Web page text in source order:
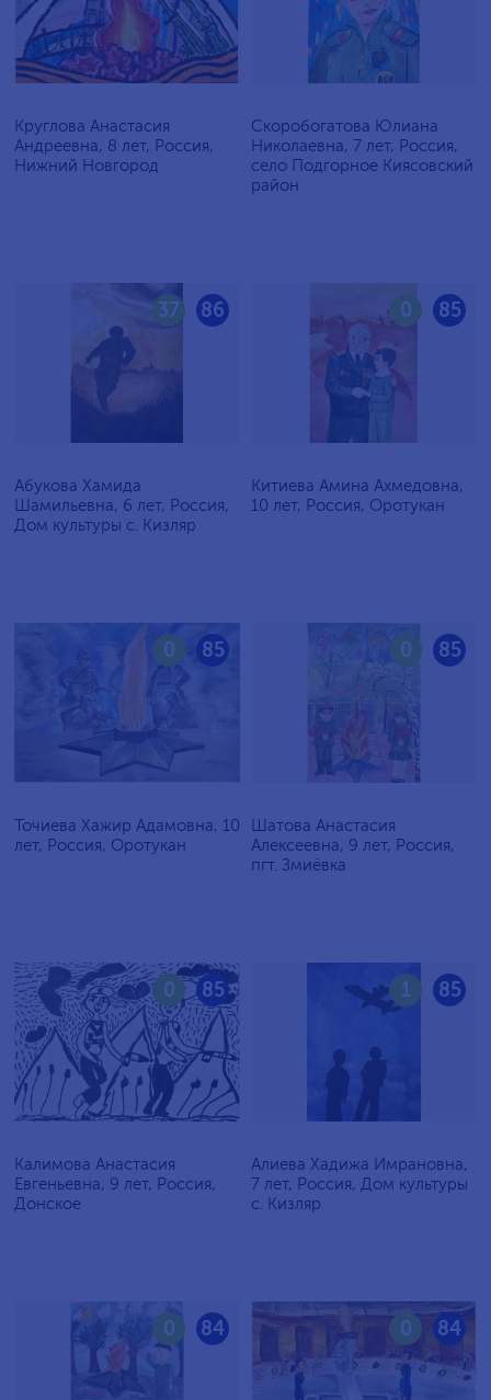
Круглова Анастасия
Андреевна, 8 лет, Россия,
Нижний Новгород
Скоробогатова Юлиана
Николаевна, 7 лет, Россия,
село Подгорное Киясовский
район
86
37
Абукова Хамида
Шамильевна, 6 лет, Россия,
Дом культуры с. Кизляр
85
0
Китиева Амина Ахмедовна,
10 лет, Россия, Оротукан
85
0
Точиева Хажир Адамовна, 10
лет, Россия, Оротукан
85
0
Шатова Анастасия
Алексеевна, 9 лет, Россия,
пгт. Змиёвка
85
0
Калимова Анастасия
Евгеньевна, 9 лет, Россия,
Донское
85
1
Алиева Хадижа Имрановна,
7 лет, Россия, Дом культуры
с. Кизляр
84
0 84
0